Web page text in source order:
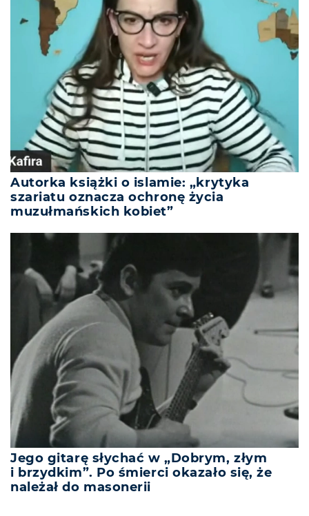
Autorka książki o islamie: „krytyka
szariatu oznacza ochronę życia
muzułmańskich kobiet”
Jego gitarę słychać w „Dobrym, złym
i brzydkim”. Po śmierci okazało się, że
należał do masonerii